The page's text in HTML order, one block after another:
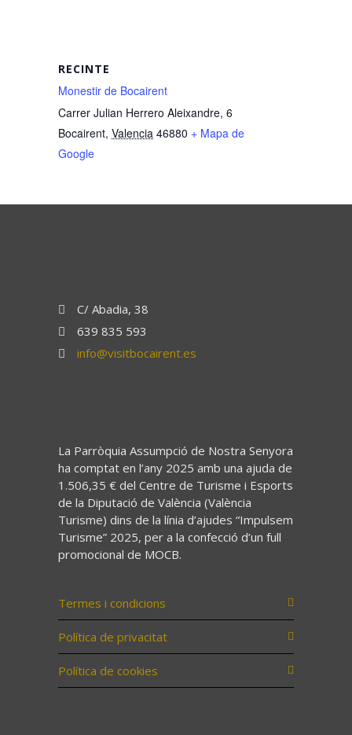
RECINTE
Monestir de Bocairent
Carrer Julian Herrero Aleixandre, 6
Bocairent, Valencia 46880 + Mapa de
Google
C/ Abadia, 38
639 835 593
info@visitbocairent.es
La Parròquia Assumpció de Nostra Senyora
ha comptat en l’any 2025 amb una ajuda de
1.506,35 € del Centre de Turisme i Esports
de la Diputació de València (València
Turisme) dins de la línia d’ajudes “Impulsem
Turisme” 2025, per a la confecció d’un full
promocional de MOCB.
Termes i condicions
Política de privacitat
Política de cookies